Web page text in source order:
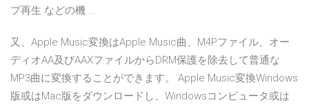
プ再生 などの機 …
又、Apple Music変換はApple Music曲、M4Pファイル、オー
ディオAA及びAAXファイルからDRM保護を除去して普通な
MP3曲に変換することができます。 Apple Music変換Windows
版或はMac版をダウンロードし、Windowsコンピュータ或は